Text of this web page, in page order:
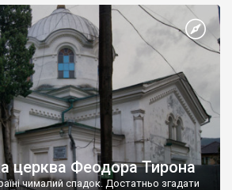
церква Феодора Тирона
чималий спадок. Достатньо згадати